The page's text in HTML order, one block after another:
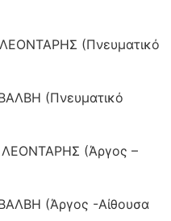
(Πνευματικό
(Πνευματικό
(Άργος –
(Άργος -Αίθουσα